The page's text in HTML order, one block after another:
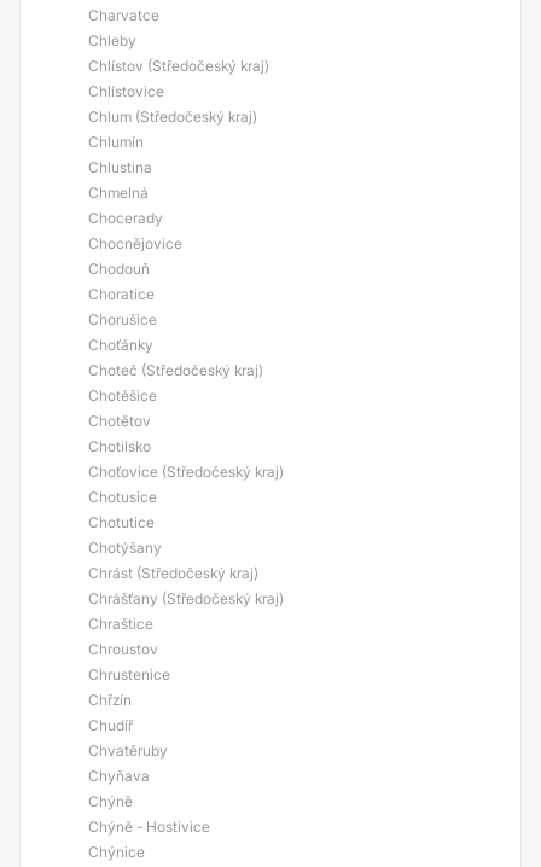
Charvatce
Chleby
Chlístov (Středočeský kraj)
Chlístovice
Chlum (Středočeský kraj)
Chlumín
Chlustina
Chmelná
Chocerady
Chocnějovice
Chodouň
Choratice
Chorušice
Choťánky
Choteč (Středočeský kraj)
Chotěšice
Chotětov
Chotilsko
Choťovice (Středočeský kraj)
Chotusice
Chotutice
Chotýšany
Chrást (Středočeský kraj)
Chrášťany (Středočeský kraj)
Chraštice
Chroustov
Chrustenice
Chřzín
Chudíř
Chvatěruby
Chyňava
Chýně
Chýně - Hostivice
Chýnice